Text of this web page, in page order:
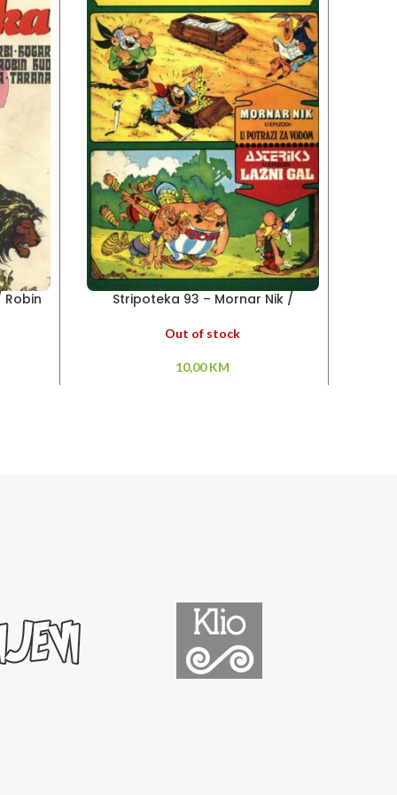
Robin
Stripoteka 93 – Mornar Nik /
Out of stock
10,00KM